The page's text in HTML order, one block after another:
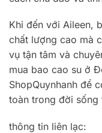
Khi đến với Aileen,
chất lượng cao mà
vụ tận tâm và
mua bao cao su ở
ShopQuynhanh để
toàn trong đời sống
thông tin liên lạc: